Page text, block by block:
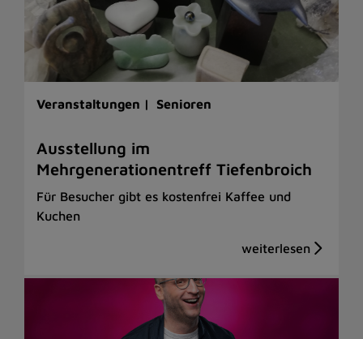
Veranstaltungen | Senioren
Ausstellung im
Mehrgenerationentreff Tiefenbroich
Für Besucher gibt es kostenfrei Kaffee und
Kuchen